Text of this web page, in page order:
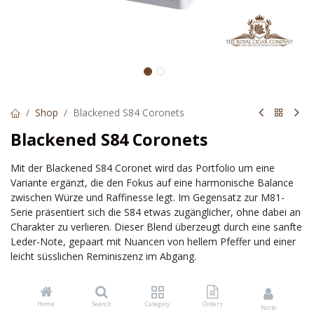
Home Search Category Orders Konto
Shop Blackened S84 Coronets
Blackened S84 Coronets
Mit der Blackened S84 Coronet wird das Portfolio um eine
Variante ergänzt, die den Fokus auf eine harmonische Balance
zwischen Würze und Raffinesse legt. Im Gegensatz zur M81-
Serie präsentiert sich die S84 etwas zugänglicher, ohne dabei an
Charakter zu verlieren. Dieser Blend überzeugt durch eine sanfte
Leder-Note, gepaart mit Nuancen von hellem Pfeffer und einer
leicht süsslichen Reminiszenz im Abgang.
Herkunft :